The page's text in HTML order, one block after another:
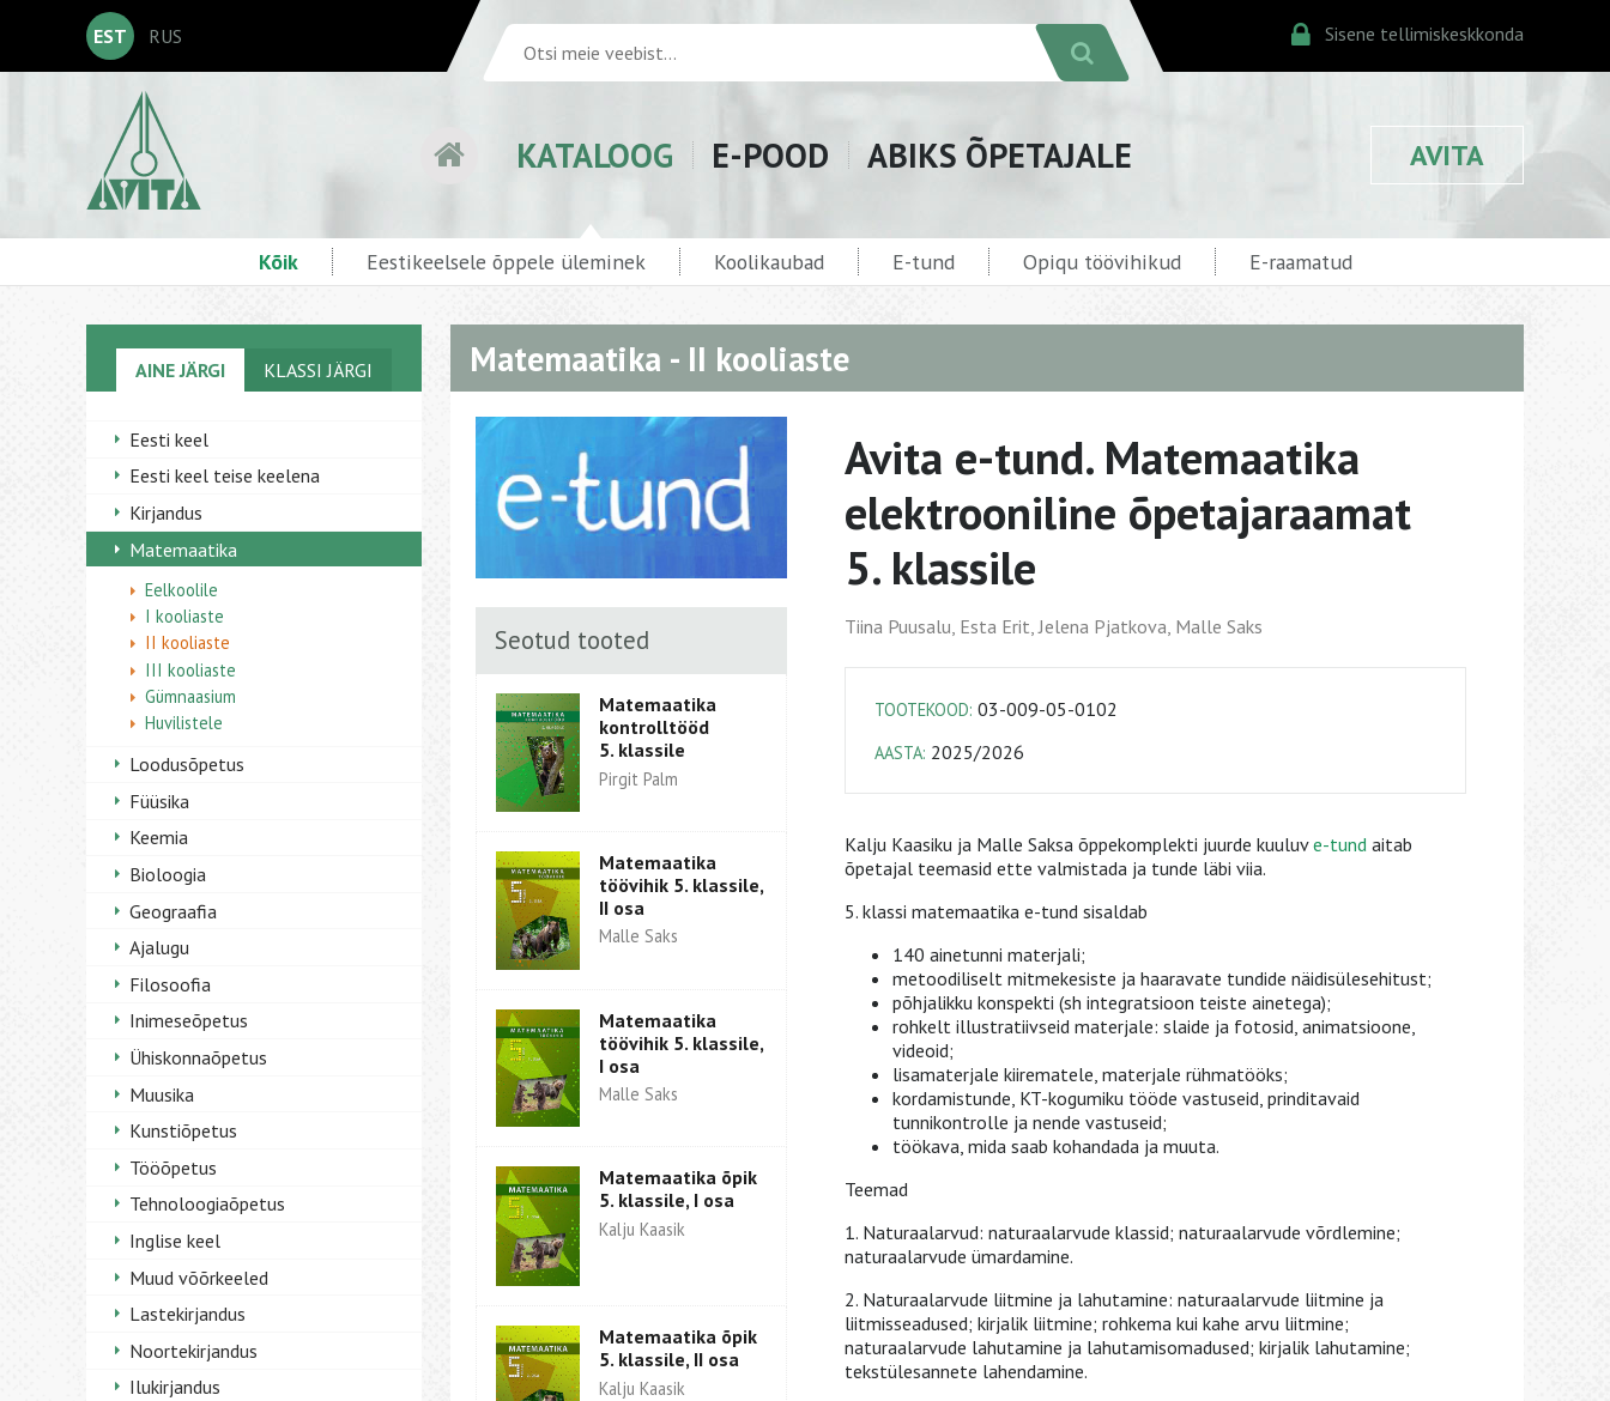
EST RUS Sisene tellimiskeskkonda
KATALOOG E-POOD ABIKS ÕPETAJALE AVITA
Kõik Eestikeelsele õppele üleminek Koolikaubad E-tund Opiqu töövihikud E-raamatud
AINE JÄRGI KLASSI JÄRGI
Eesti keel
Eesti keel teise keelena
Kirjandus
Matemaatika
Eelkoolile
I kooliaste
II kooliaste
III kooliaste
Gümnaasium
Huvilistele
Loodusõpetus
Füüsika
Keemia
Bioloogia
Geograafia
Ajalugu
Filosoofia
Inimeseõpetus
Ühiskonnaõpetus
Muusika
Kunstiõpetus
Tööõpetus
Tehnoloogiaõpetus
Inglise keel
Muud võõrkeeled
Lastekirjandus
Noortekirjandus
Ilukirjandus
Matemaatika - II kooliaste
Seotud tooted
Matemaatika
kontrolltööd
5. klassile
Pirgit Palm
Matemaatika
töövihik 5. klassile,
II osa
Malle Saks
Matemaatika
töövihik 5. klassile,
I osa
Malle Saks
Matemaatika õpik
5. klassile, I osa
Kalju Kaasik
Matemaatika õpik
5. klassile, II osa
Kalju Kaasik
Avita e-tund. Matemaatika
elektrooniline õpetajaraamat
5. klassile
Tiina Puusalu, Esta Erit, Jelena Pjatkova, Malle Saks
TOOTEKOOD: 03-009-05-0102
AASTA: 2025/2026
Kalju Kaasiku ja Malle Saksa õppekomplekti juurde kuuluve-tundaitab
õpetajal teemasid ette valmistada ja tunde läbi viia.
5. klassi matemaatika e-tund sisaldab
140 ainetunni materjali;
metoodiliselt mitmekesiste ja haaravate tundide näidisülesehitust;
põhjalikku konspekti (sh integratsioon teiste ainetega);
rohkelt illustratiivseid materjale: slaide ja fotosid, animatsioone,
videoid;
lisamaterjale kiirematele, materjale rühmatööks;
kordamistunde, KT-kogumiku tööde vastuseid, prinditavaid
tunnikontrolle ja nende vastuseid;
töökava, mida saab kohandada ja muuta.
Teemad
1. Naturaalarvud: naturaalarvude klassid; naturaalarvude võrdlemine;
naturaalarvude ümardamine.
2. Naturaalarvude liitmine ja lahutamine: naturaalarvude liitmine ja
liitmisseadused; kirjalik liitmine; rohkema kui kahe arvu liitmine;
naturaalarvude lahutamine ja lahutamisomadused; kirjalik lahutamine;
tekstülesannete lahendamine.